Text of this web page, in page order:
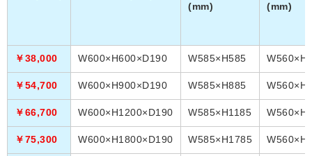
(mm)
(mm)
￥38,000 W600×H600×D190 W585×H585
￥54,700 W600×H900×D190 W585×H885
￥66,700 W600×H1200×D190 W585×H1185
￥75,300 W600×H1800×D190 W585×H1785